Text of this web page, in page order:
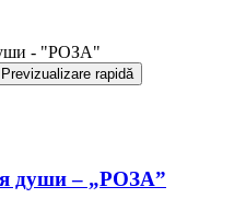
Previzualizare rapidă
души – „РОЗА”